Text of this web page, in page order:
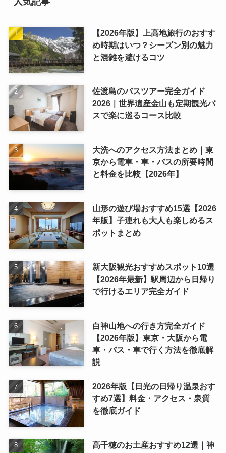
【2026年版】上高地旅行のおすす
め時期はいつ？シーズン別の魅力
と混雑を避けるコツ
佐渡島のバスツアー完全ガイド
2026｜世界遺産金山も定期観光バ
スで楽に巡るコース比較
大洗へのアクセス方法まとめ｜東
京から電車・車・バスの所要時間
と料金を比較【2026年】
山形の遊び場おすすめ15選【2026
年版】子連れも大人も楽しめるス
ポットまとめ
新大阪観光おすすめスポット10選
【2026年最新】駅周辺から日帰り
で行けるエリア完全ガイド
白神山地への行き方完全ガイド
【2026年版】東京・大阪から電
車・バス・車で行く方法を徹底解
説
2026年版【日光の日帰り温泉おす
すめ7選】料金・アクセス・泉質
を徹底ガイド
高千穂のお土産おすすめ12選｜神